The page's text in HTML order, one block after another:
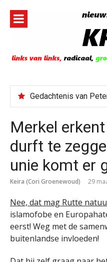
inhoud
Merkel
durft te
unie komt er
Keira (Cori Groenewoud) 29
Nee, dat mag Rutte
islamofobe en
eerst! Weg met de
buitenlandse invloeden!